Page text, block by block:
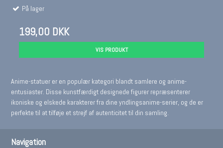
På lager
199,00 DKK
VIS PRODUKT
Anime-statuer er en populær kategori blandt samlere og anime-
entusiaster. Disse kunstfærdigt designede figurer repræsenterer
ikoniske og elskede karakterer fra dine yndlingsanime-serier, og de er
perfekte til at tilføje et strejf af autenticitet til din samling.
Navigation